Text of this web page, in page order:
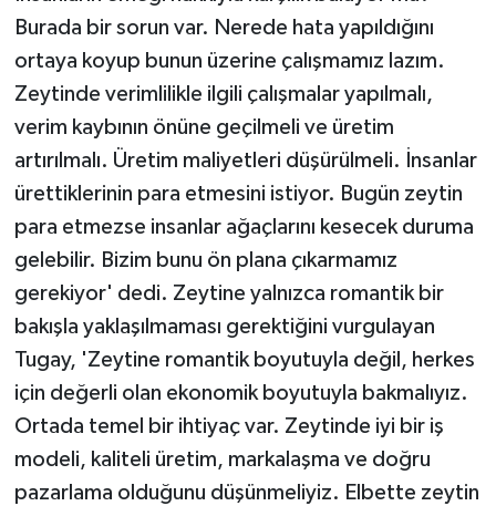
Burada bir sorun var. Nerede hata yapıldığını
ortaya koyup bunun üzerine çalışmamız lazım.
Zeytinde verimlilikle ilgili çalışmalar yapılmalı,
verim kaybının önüne geçilmeli ve üretim
artırılmalı. Üretim maliyetleri düşürülmeli. İnsanlar
ürettiklerinin para etmesini istiyor. Bugün zeytin
para etmezse insanlar ağaçlarını kesecek duruma
gelebilir. Bizim bunu ön plana çıkarmamız
gerekiyor' dedi. Zeytine yalnızca romantik bir
bakışla yaklaşılmaması gerektiğini vurgulayan
Tugay, 'Zeytine romantik boyutuyla değil, herkes
için değerli olan ekonomik boyutuyla bakmalıyız.
Ortada temel bir ihtiyaç var. Zeytinde iyi bir iş
modeli, kaliteli üretim, markalaşma ve doğru
pazarlama olduğunu düşünmeliyiz. Elbette zeytin